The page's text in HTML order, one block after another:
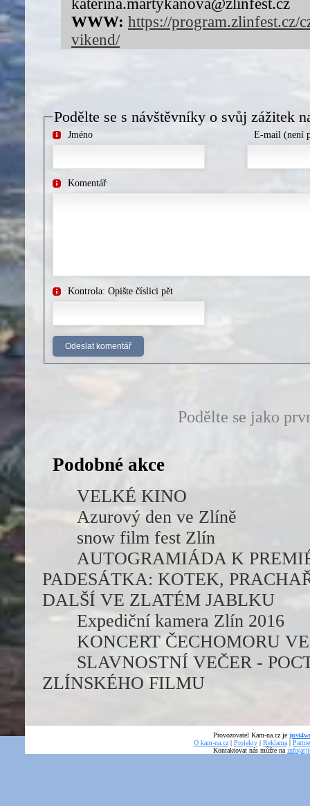
katerina.martykanova@zlinfest.cz
WWW: https://
vikend/
Podělte se s návštěvníky o svůj zážitek
Jméno E-mail (není
Komentář
Kontrola: Opište číslici pět
Podělte se jako
Podobné akce
VELKÉ KINO
Azurový den ve Zlíně
snow film fest Zlín
AUTOGRAMIÁDA K
PADESÁTKA: KOTEK,
DALŠÍ VE ZLATÉM JABLKU
Expediční kamera Zlín 2016
KONCERT ČECHOMORU
SLAVNOSTNÍ VEČER -
ZLÍNSKÉHO FILMU
Provozovatel Kam-na.cz je
O kam-na.cz | Projekty | Reklama |
Kontaktovat nás můžte na